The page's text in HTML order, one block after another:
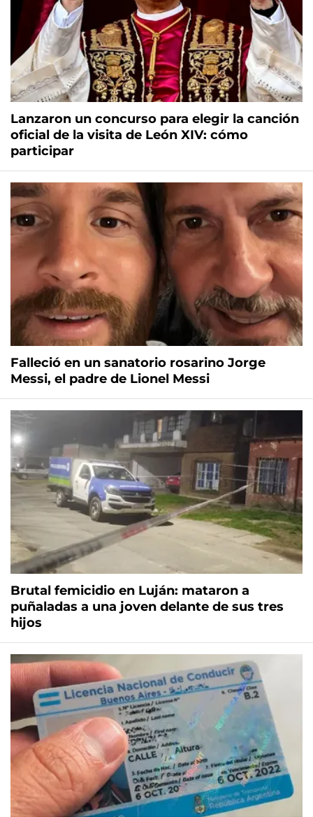
Lanzaron un concurso para elegir la canción
oficial de la visita de León XIV: cómo
participar
Falleció en un sanatorio rosarino Jorge
Messi, el padre de Lionel Messi
Brutal femicidio en Luján: mataron a
puñaladas a una joven delante de sus tres
hijos